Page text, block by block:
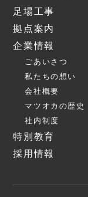
足場工事
拠点案内
企業情報
ごあいさつ
私たちの想い
会社概要
マツオカの歴史
社内制度
特別教育
採用情報